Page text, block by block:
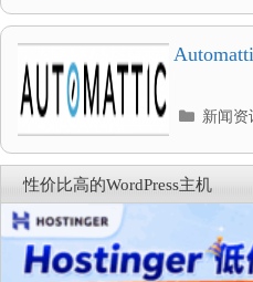
分
录
新闻资
性价比高的WordPress主机